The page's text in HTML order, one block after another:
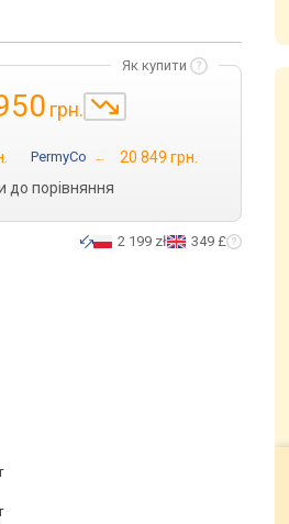
Як купити
грн.
PermyCo →
20 849 грн.
до порівняння
2 199 zł 349 £